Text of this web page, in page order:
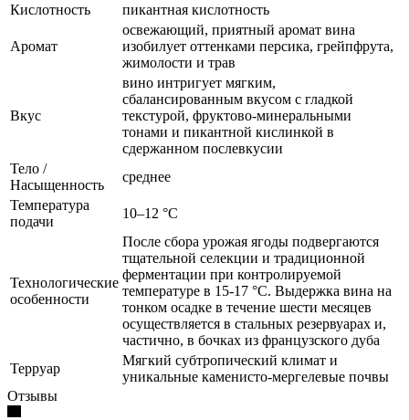
Кислотность
пикантная кислотность
Аромат
освежающий, приятный аромат вина
изобилует оттенками персика, грейпфрута,
жимолости и трав
Вкус
вино интригует мягким,
сбалансированным вкусом с гладкой
текстурой, фруктово-минеральными
тонами и пикантной кислинкой в
сдержанном послевкусии
Тело /
Насыщенность
среднее
Температура
подачи
10–12 °С
Технологические
особенности
После сбора урожая ягоды подвергаются
тщательной селекции и традиционной
ферментации при контролируемой
температуре в 15-17 °С. Выдержка вина на
тонком осадке в течение шести месяцев
осуществляется в стальных резервуарах и,
частично, в бочках из французского дуба
Терруар
Мягкий субтропический климат и
уникальные каменисто-мергелевые почвы
Отзывы